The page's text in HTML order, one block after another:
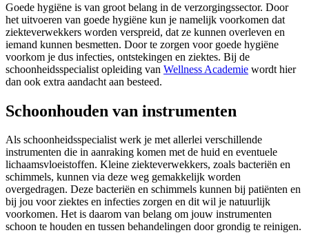
Goede hygiëne is van groot belang in de verzorgingssector. Door
het uitvoeren van goede hygiëne kun je namelijk voorkomen dat
ziekteverwekkers worden verspreid, dat ze kunnen overleven en
iemand kunnen besmetten. Door te zorgen voor goede hygiëne
voorkom je dus infecties, ontstekingen en ziektes. Bij de
schoonheidsspecialist opleiding van Wellness Academie wordt hier
dan ook extra aandacht aan besteed.
Schoonhouden van instrumenten
Als schoonheidsspecialist werk je met allerlei verschillende
instrumenten die in aanraking komen met de huid en eventuele
lichaamsvloeistoffen. Kleine ziekteverwekkers, zoals bacteriën en
schimmels, kunnen via deze weg gemakkelijk worden
overgedragen. Deze bacteriën en schimmels kunnen bij patiënten en
bij jou voor ziektes en infecties zorgen en dit wil je natuurlijk
voorkomen. Het is daarom van belang om jouw instrumenten
schoon te houden en tussen behandelingen door grondig te reinigen.